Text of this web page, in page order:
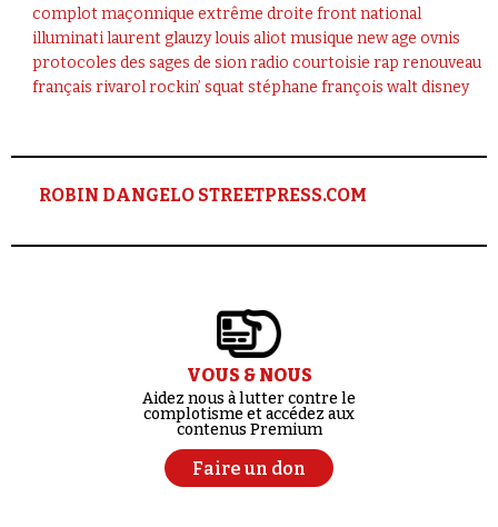
complot maçonnique extrême droite front national
illuminatilaurent glauzylouis aliotmusique new age ovnis
protocoles des sages de sionradio courtoisie rap renouveau
français rivarolrockin’ squatstéphane françois walt disney
ROBIN DANGELO STREETPRESS.COM
VOUS & NOUS
Aidez nous à lutter contre le
complotisme et accédez aux
contenus Premium
Faire un don